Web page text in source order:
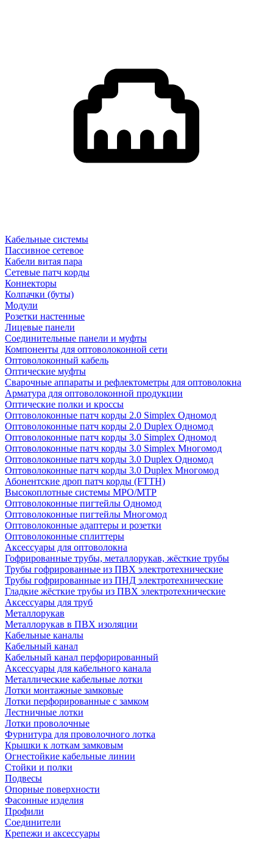
Кабельные системы
Пассивное сетевое
Кабели витая пара
Сетевые патч корды
Коннекторы
Колпачки (буты)
Модули
Розетки настенные
Лицевые панели
Соединительные панели и муфты
Компоненты для оптоволоконной сети
Оптоволоконный кабель
Оптические муфты
Сварочные аппараты и рефлектометры для оптоволокна
Арматура для оптоволоконной продукции
Оптические полки и кроссы
Оптоволоконные патч корды 2.0 Simplex Одномод
Оптоволоконные патч корды 2.0 Duplex Одномод
Оптоволоконные патч корды 3.0 Simplex Одномод
Оптоволоконные патч корды 3.0 Simplex Многомод
Оптоволоконные патч корды 3.0 Duplex Одномод
Оптоволоконные патч корды 3.0 Duplex Многомод
Абонентские дроп патч корды (FTTH)
Высокоплотные системы MPO/MTP
Оптоволоконные пигтейлы Одномод
Оптоволоконные пигтейлы Многомод
Оптоволоконные адаптеры и розетки
Оптоволоконные сплиттеры
Аксессуары для оптоволокна
Гофрированные трубы, металлорукав, жёсткие трубы
Трубы гофрированные из ПВХ электротехнические
Трубы гофрированные из ПНД электротехнические
Гладкие жёсткие трубы из ПВХ электротехнические
Аксессуары для труб
Металлорукав
Металлорукав в ПВХ изоляции
Кабельные каналы
Кабельный канал
Кабельный канал перфорированный
Аксессуары для кабельного канала
Металлические кабельные лотки
Лотки монтажные замковые
Лотки перфорированные с замком
Лестничные лотки
Лотки проволочные
Фурнитура для проволочного лотка
Крышки к лоткам замковым
Огнестойкие кабельные линии
Стойки и полки
Подвесы
Опорные поверхности
Фасонные изделия
Профили
Соединители
Крепежи и аксессуары